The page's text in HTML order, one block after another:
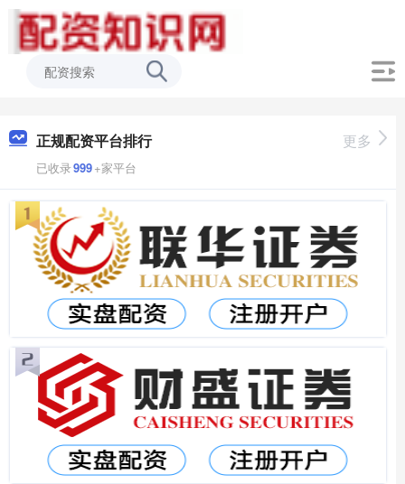
正规配资平台排行
已收录999+家平台
更多